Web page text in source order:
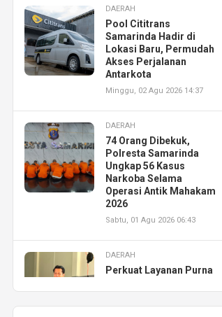
DAERAH
Pool Cititrans
Samarinda Hadir di
Lokasi Baru, Permudah
Akses Perjalanan
Antarkota
Minggu, 02 Agu 2026 14:37
DAERAH
74 Orang Dibekuk,
Polresta Samarinda
Ungkap 56 Kasus
Narkoba Selama
Operasi Antik Mahakam
2026
Sabtu, 01 Agu 2026 06:43
DAERAH
Perkuat Layanan Purna
Resmikan AHASS